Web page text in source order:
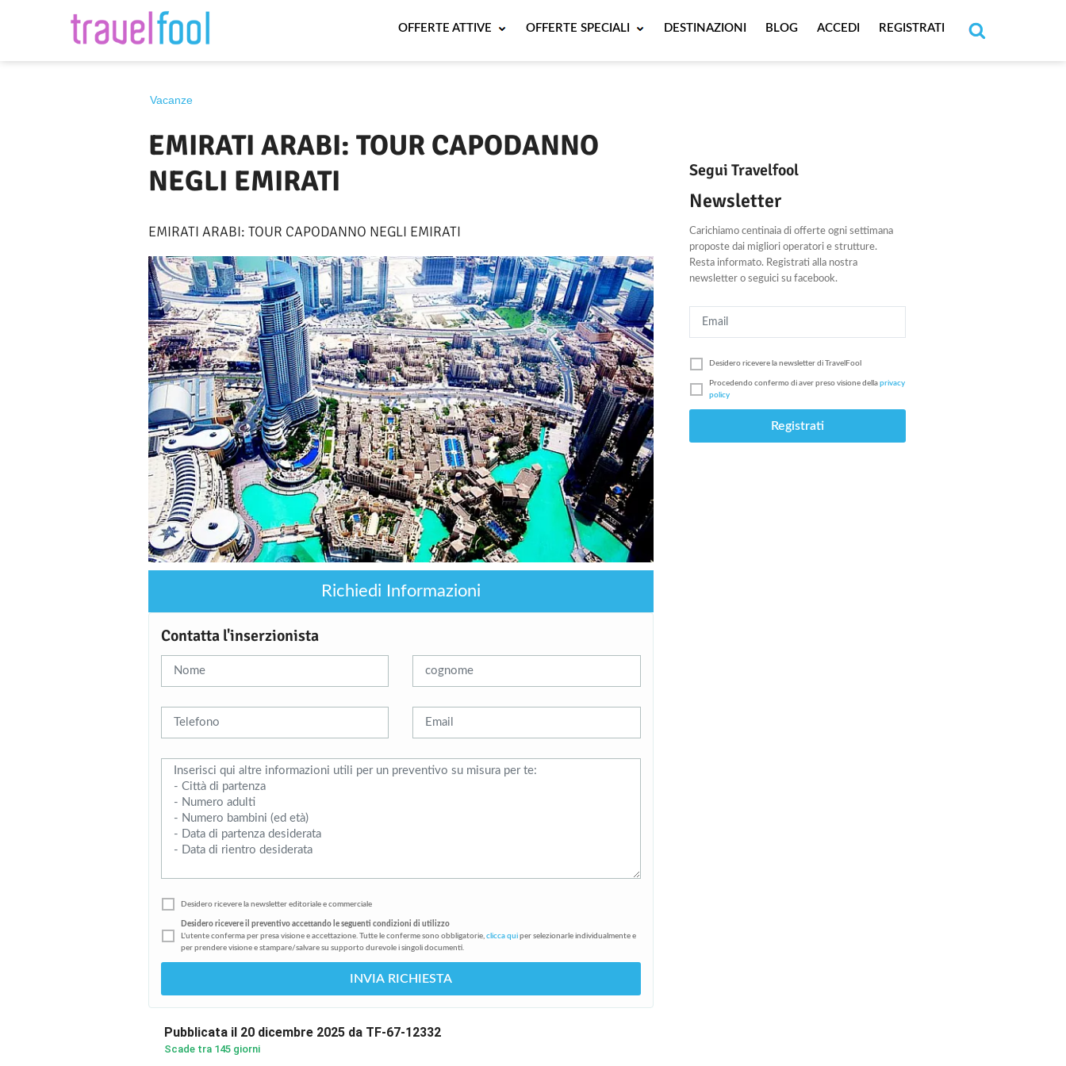
OFFERTE ATTIVE OFFERTE SPECIALI DESTINAZIONI BLOG ACCEDI REGISTRATI
Vacanze
EMIRATI ARABI: TOUR CAPODANNO
NEGLI EMIRATI
EMIRATI ARABI: TOUR CAPODANNO NEGLI EMIRATI
Richiedi Informazioni
Contatta l'inserzionista
Desidero ricevere la newsletter editoriale e commerciale
Desidero ricevere il preventivo accettando le seguenti condizioni di utilizzo
L'utente conferma per presa visione e accettazione. Tutte le conferme sono obbligatorie, clicca qui per selezionarle individualmente e
per prendere visione e stampare/salvare su supporto durevole i singoli documenti.
INVIA RICHIESTA
Pubblicata il 20 dicembre 2025 da TF-67-12332
Scade tra 145 giorni
Segui Travelfool
Newsletter
Carichiamo centinaia di offerte ogni settimana
proposte dai migliori operatori e strutture.
Resta informato. Registrati alla nostra
newsletter o seguici su facebook.
Desidero ricevere la newsletter di TravelFool
Procedendo confermo di aver preso visione della privacy
policy
Registrati